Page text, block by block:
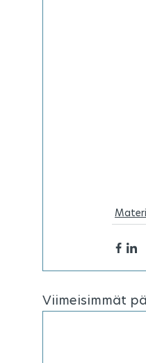
Viimeisimmät